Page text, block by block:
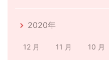
2020年
12 月 11 月 10 月